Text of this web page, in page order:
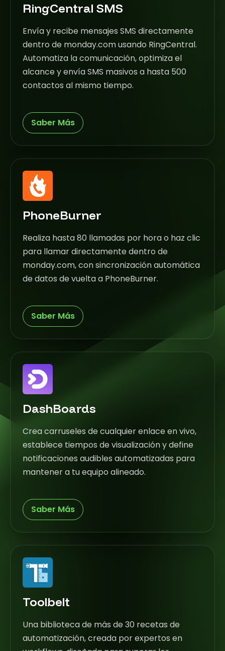
RingCentral SMS
Envía y recibe mensajes SMS directamente
dentro de monday.com usando RingCentral.
Automatiza la comunicación, optimiza el
alcance y envía SMS masivos a hasta 500
contactos al mismo tiempo.
Saber Más
PhoneBurner
Realiza hasta 80 llamadas por hora o haz clic
para llamar directamente dentro de
monday.com, con sincronización automática
de datos de vuelta a PhoneBurner.
Saber Más
DashBoards
Crea carruseles de cualquier enlace en vivo,
establece tiempos de visualización y define
notificaciones audibles automatizadas para
mantener a tu equipo alineado.
Saber Más
Toolbelt
Una biblioteca de más de 30 recetas de
automatización, creada por expertos en